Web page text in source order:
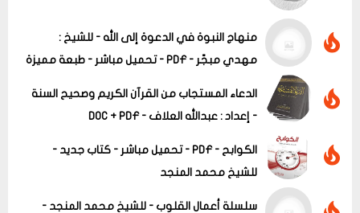
عرض الكل
منهاج النبوة في الدعوة إلى الله - للشيخ :
مهدي مبجّر - PDF - تحميل مباشر - طبعة مميزة
الدعاء المستجاب من القرآن الكريم وصحيح السنة
- إعداد : عبدالله العلاف - DOC + PDF
الكوابح - PDF - تحميل مباشر - كتاب جديد -
للشيخ محمد المنجد
سلسلة أعمال القلوب - للشيخ محمد المنجد -